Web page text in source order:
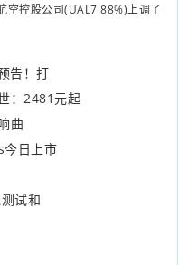
空控股公司(UAL7 88%)上调了
告！打
：2481元起
曲
日上市
试和